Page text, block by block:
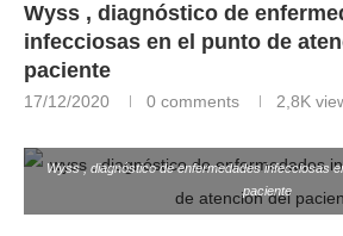
Wyss , diagnóstico de
infecciosas en el punto de
paciente
17/12/2020 0 comments 2,8K
Wyss , diagnóstico de enfermedades infecciosas
paciente